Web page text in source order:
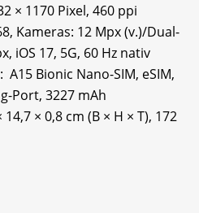
× 1170 Pixel, 460 ppi
Kameras: 12 Mpx (v.)/Dual-
iOS 17, 5G, 60 Hz nativ
Bionic Nano-SIM, eSIM,
Port, 3227 mAh
× 0,8 cm (B × H × T), 172